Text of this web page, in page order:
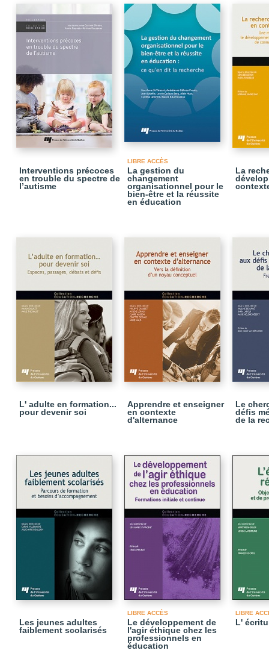
Interventions précoces
en trouble du spectre de
l’autisme
LIBRE ACCÈS
La gestion du
changement
organisationnel pour le
bien-être et la réussite
en éducation
La
L' adulte en formation...
pour devenir soi
Apprendre et enseigner
en contexte
d'alternance
Le
défis
de la
Les jeunes adultes
faiblement scolarisés
LIBRE ACCÈS
Le développement de
l'agir éthique chez les
professionnels en
éducation
LIBRE
L'